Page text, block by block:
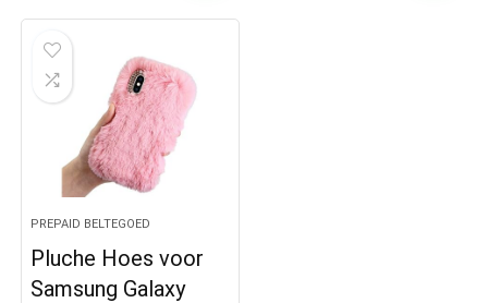
PREPAID BELTEGOED
Pluche Hoes voor
Samsung Galaxy